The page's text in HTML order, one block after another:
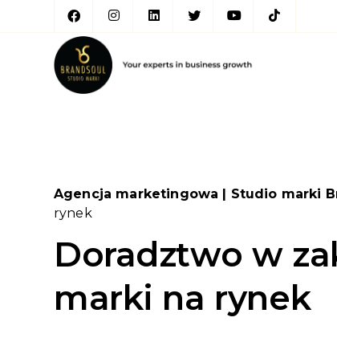
Agencja marketingowa | Studio marki
rynek
Doradztwo w
marki na rynek